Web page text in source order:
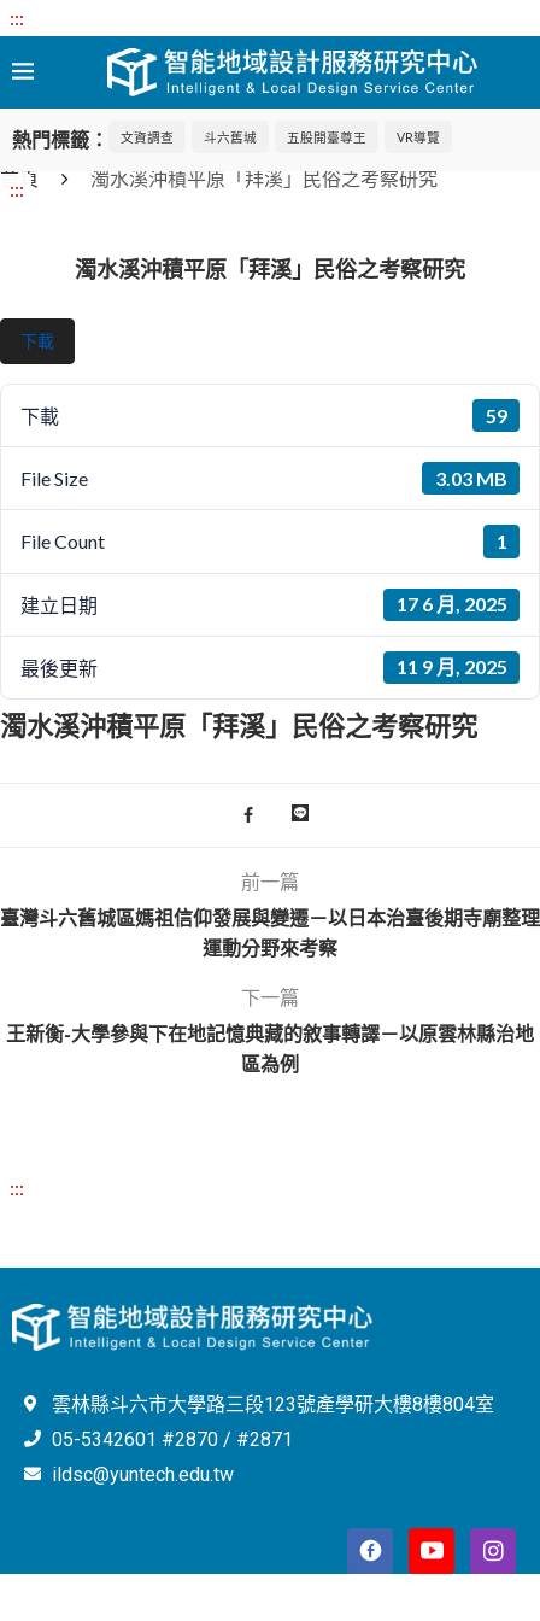
:::
熱門標籤： 文資調查 斗六舊城 五股開臺尊王 VR導覽
:::
首頁 濁水溪沖積平原「拜溪」民俗之考察研究
濁水溪沖積平原「拜溪」民俗之考察研究
下載
下載 59
File Size 3.03 MB
File Count 1
建立日期 17 6 月, 2025
最後更新 11 9 月, 2025
濁水溪沖積平原「拜溪」民俗之考察研究
前一篇
臺灣斗六舊城區媽祖信仰發展與變遷－以日本治臺後期寺廟整理
運動分野來考察
下一篇
王新衡-大學參與下在地記憶典藏的敘事轉譯－以原雲林縣治地
區為例
:::
雲林縣斗六市大學路三段123號產學研大樓8樓804室
05-5342601 #2870 / #2871
ildsc@yuntech.edu.tw